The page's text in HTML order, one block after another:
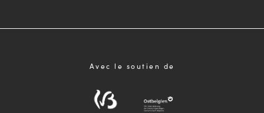
Avec le soutien de